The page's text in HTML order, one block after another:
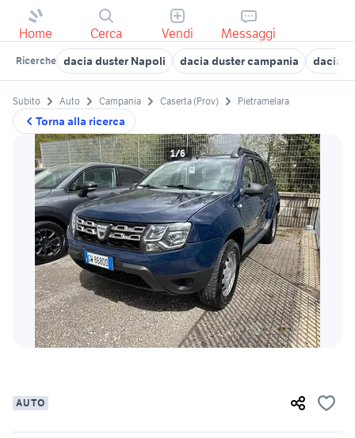
Home Cerca Vendi Messaggi
Ricerche dacia duster Napoli dacia duster campania dacia
Torna alla ricerca
Subito Auto Campania Caserta (Prov) Pietramelara
1/6
AUTO